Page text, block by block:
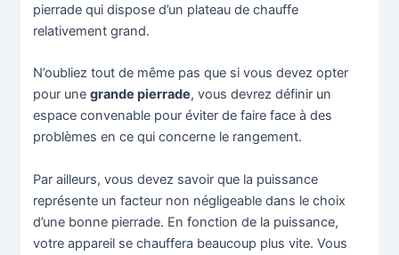
pierrade qui dispose d’un plateau de chauffe
relativement grand.
N’oubliez tout de même pas que si vous devez opter
pour unegrande pierrade, vous devrez définir un
espace convenable pour éviter de faire face à des
problèmes en ce qui concerne le rangement.
Par ailleurs, vous devez savoir que la puissance
représente un facteur non négligeable dans le choix
d’une bonne pierrade. En fonction de la puissance,
votre appareil se chauffera beaucoup plus vite. Vous